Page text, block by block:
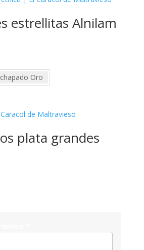
estrellitas Alnilam
Oro
plata grandes